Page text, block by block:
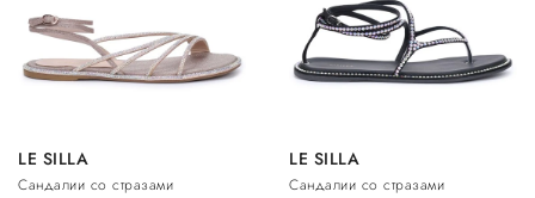
LE SILLA
Сандалии со стразами
LE SILLA
Сандалии со стразами